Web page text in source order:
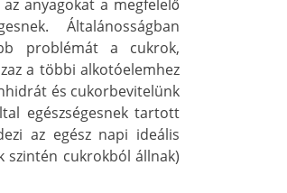
anyagokat a megfelelő
Általánosságban
problémát a cukrok,
a többi alkotóelemhez
és cukorbevitelünk
egészségesnek tartott
az egész napi ideális
szintén cukrokból állnak)